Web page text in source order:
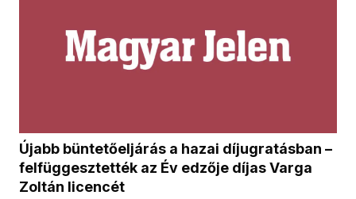
Újabb büntetőeljárás a hazai díjugratásban –
felfüggesztették az Év edzője díjas Varga
Zoltán licencét